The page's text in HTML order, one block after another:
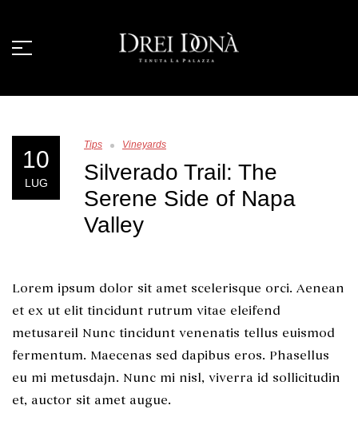
10
LUG
Tips Vineyards
Silverado Trail: The
Serene Side of Napa
Valley
Lorem ipsum dolor sit amet scelerisque orci. Aenean
et ex ut elit tincidunt rutrum vitae eleifend
metusareil Nunc tincidunt venenatis tellus euismod
fermentum. Maecenas sed dapibus eros. Phasellus
eu mi metusdajn. Nunc mi nisl, viverra id sollicitudin
et, auctor sit amet augue.